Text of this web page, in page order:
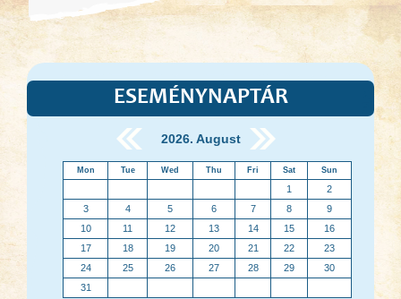
ESEMÉNYNAPTÁR
2026. August
Mon Tue Wed Thu Fri Sat Sun
1
2
3
4 5 6 7 8
9
10
11 12 13 14 15
16
17
18 19 20 21 22
23
24
25 26 27 28 29
30
31